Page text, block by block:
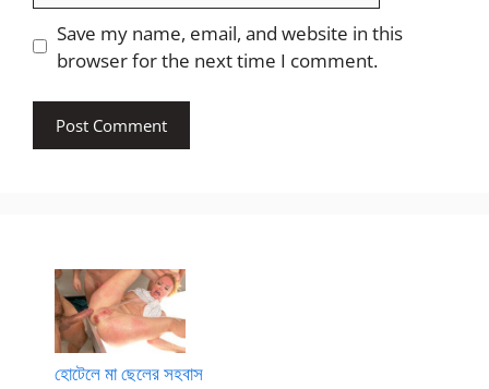
Save my name, email, and website in this
browser for the next time I comment.
হোটেলে মা ছেলের সহবাস